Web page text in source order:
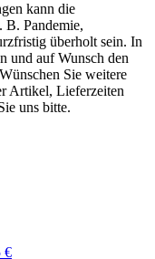
kann die
B. Pandemie,
überholt sein. In
und auf Wunsch den
Sie weitere
Artikel, Lieferzeiten
uns bitte.
€